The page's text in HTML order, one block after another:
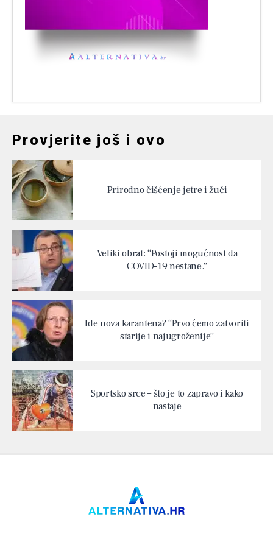
Provjerite još i ovo
Prirodno čišćenje jetre i žuči
Veliki obrat: “Postoji mogućnost da
COVID-19 nestane.”
Ide nova karantena? “Prvo ćemo zatvoriti
starije i najugroženije”
Sportsko srce – što je to zapravo i kako
nastaje